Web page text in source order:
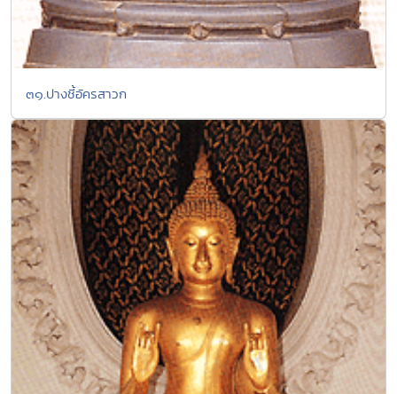
๓๑.ปางชี้อัครสาวก